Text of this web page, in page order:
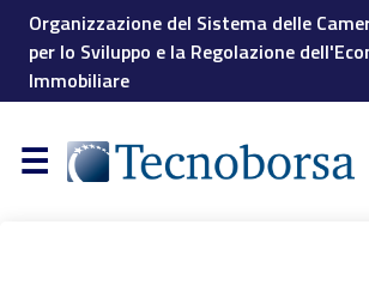
Organizzazione del Sistema delle
per lo Sviluppo e la Regolazione
Immobiliare